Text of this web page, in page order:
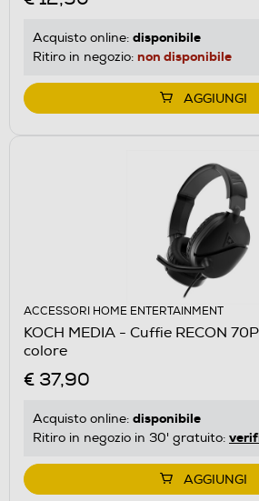
Acquisto online: disponibile
Ritiro in negozio: non disponibile
AGGIUNGI
ACCESSORI HOME ENTERTAINMENT
KOCH MEDIA - Cuffie RECON
colore
€ 37,90
Acquisto online: disponibile
Ritiro in negozio in 30' gratuito:
AGGIUNGI